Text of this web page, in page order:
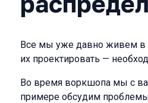
Все мы уже давно живем в
их проектировать —
Во время воркшопа мы с
примере обсудим